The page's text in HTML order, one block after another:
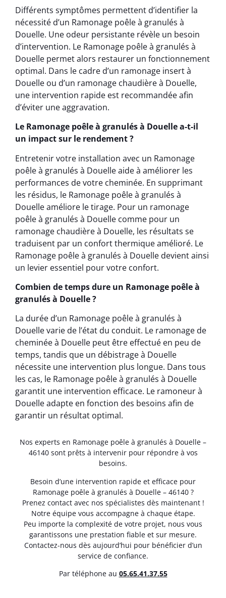
Différents symptômes permettent d’identifier la
nécessité d’un Ramonage poêle à granulés à
Douelle. Une odeur persistante révèle un besoin
d’intervention. Le Ramonage poêle à granulés à
Douelle permet alors restaurer un fonctionnement
optimal. Dans le cadre d’un ramonage insert à
Douelle ou d’un ramonage chaudière à Douelle,
une intervention rapide est recommandée afin
d’éviter une aggravation.
Le Ramonage poêle à granulés à Douelle a-t-il
un impact sur le rendement ?
Entretenir votre installation avec un Ramonage
poêle à granulés à Douelle aide à améliorer les
performances de votre cheminée. En supprimant
les résidus, le Ramonage poêle à granulés à
Douelle améliore le tirage. Pour un ramonage
poêle à granulés à Douelle comme pour un
ramonage chaudière à Douelle, les résultats se
traduisent par un confort thermique amélioré. Le
Ramonage poêle à granulés à Douelle devient ainsi
un levier essentiel pour votre confort.
Combien de temps dure un Ramonage poêle à
granulés à Douelle ?
La durée d’un Ramonage poêle à granulés à
Douelle varie de l’état du conduit. Le ramonage de
cheminée à Douelle peut être effectué en peu de
temps, tandis que un débistrage à Douelle
nécessite une intervention plus longue. Dans tous
les cas, le Ramonage poêle à granulés à Douelle
garantit une intervention efficace. Le ramoneur à
Douelle adapte en fonction des besoins afin de
garantir un résultat optimal.
Nos experts en Ramonage poêle à granulés à Douelle –
46140 sont prêts à intervenir pour répondre à vos
besoins.
Besoin d’une intervention rapide et efficace pour
Ramonage poêle à granulés à Douelle – 46140 ?
Prenez contact avec nos spécialistes dès maintenant !
Notre équipe vous accompagne à chaque étape.
Peu importe la complexité de votre projet, nous vous
garantissons une prestation fiable et sur mesure.
Contactez-nous dès aujourd’hui pour bénéficier d’un
service de confiance.
Par téléphone au 05.65.41.37.55